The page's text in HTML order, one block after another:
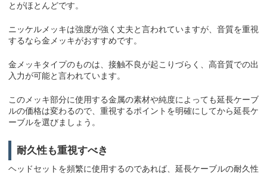
とがほとんどです。
ニッケルメッキは強度が強く丈夫と言われていますが、音質を重視
するなら金メッキがおすすめです。
金メッキタイプのものは、接触不良が起こりづらく、高音質での出
入力が可能と言われています。
このメッキ部分に使用する金属の素材や純度によっても延長ケーブ
ルの価格は変わるので、重視するポイントを明確にしてから延長ケ
ーブルを選びましょう。
耐久性も重視すべき
ヘッドセットを頻繁に使用するのであれば、延長ケーブルの耐久性